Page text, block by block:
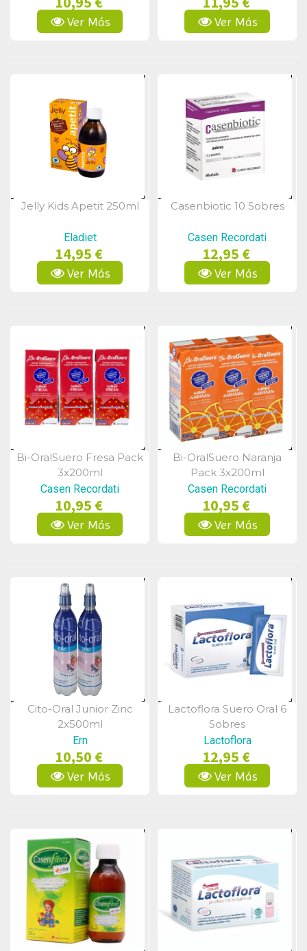
Ver Más Ver Más
Vista Rápida
Jelly Kids Apetit 250ml
Eladiet
14,95 €
Ver Más
Vista Rápida
Casenbiotic 10 Sobres
Casen Recordati
12,95 €
Ver Más
Vista Rápida
Bi-OralSuero Fresa Pack
3x200ml
Casen Recordati
10,95 €
Ver Más
Vista Rápida
Bi-OralSuero Naranja
Pack 3x200ml
Casen Recordati
10,95 €
Ver Más
Vista Rápida
Cito-Oral Junior Zinc
2x500ml
Ern
10,50 €
Ver Más
Vista Rápida
Lactoflora Suero Oral 6
Sobres
Lactoflora
12,95 €
Ver Más